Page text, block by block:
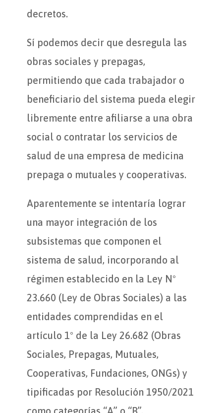
decretos.
Sí podemos decir que desregula las
obras sociales y prepagas,
permitiendo que cada trabajador o
beneficiario del sistema pueda elegir
libremente entre afiliarse a una obra
social o contratar los servicios de
salud de una empresa de medicina
prepaga o mutuales y cooperativas.
Aparentemente se intentaría lograr
una mayor integración de los
subsistemas que componen el
sistema de salud, incorporando al
régimen establecido en la Ley N°
23.660 (Ley de Obras Sociales) a las
entidades comprendidas en el
artículo 1° de la Ley 26.682 (Obras
Sociales, Prepagas, Mutuales,
Cooperativas, Fundaciones, ONGs) y
tipificadas por Resolución 1950/2021